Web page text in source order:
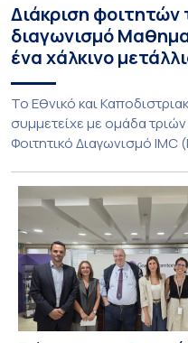
Διάκριση
διαγωνισμό
ένα χάλκινο
To Εθνικό και
συμμετείχε με ομάδα
Φοιτητικό Διαγωνισμό
Ιουλίου στο Blagoevgrad
συμμετείχαν 447
πανεπιστήμια από 46
επίσης το Εθνικό
Πανεπιστήμιο […]